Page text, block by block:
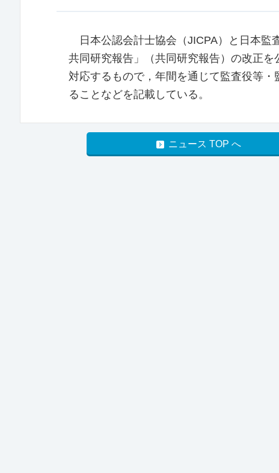
日本公認会計士協会（JICPA）と日本監
共同研究報告」（共同研究報告）の改正
対応するもので，年間を通じて監査役等
ることなどを記載している。
ニュース TOP へ